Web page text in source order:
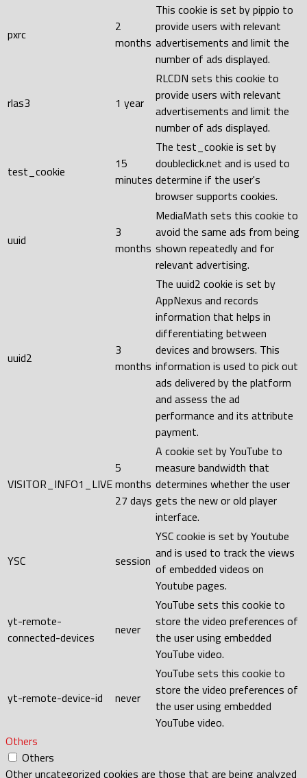
pxrc
2
months
This cookie is set by pippio to
provide users with relevant
advertisements and limit the
number of ads displayed.
rlas3 1 year
RLCDN sets this cookie to
provide users with relevant
advertisements and limit the
number of ads displayed.
test_cookie
15
minutes
The test_cookie is set by
doubleclick.net and is used to
determine if the user's
browser supports cookies.
uuid
3
months
MediaMath sets this cookie to
avoid the same ads from being
shown repeatedly and for
relevant advertising.
uuid2
3
months
The uuid2 cookie is set by
AppNexus and records
information that helps in
differentiating between
devices and browsers. This
information is used to pick out
ads delivered by the platform
and assess the ad
performance and its attribute
payment.
VISITOR_INFO1_LIVE
5
months
27 days
A cookie set by YouTube to
measure bandwidth that
determines whether the user
gets the new or old player
interface.
YSC session
YSC cookie is set by Youtube
and is used to track the views
of embedded videos on
Youtube pages.
yt-remote-
connected-devices
never
YouTube sets this cookie to
store the video preferences of
the user using embedded
YouTube video.
yt-remote-device-id never
YouTube sets this cookie to
store the video preferences of
the user using embedded
YouTube video.
Others
Others
Other uncategorized cookies are those that are being analyzed